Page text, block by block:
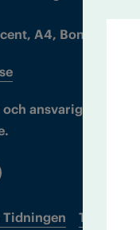
A4, Bondegatan
ansvarig
Tidningen